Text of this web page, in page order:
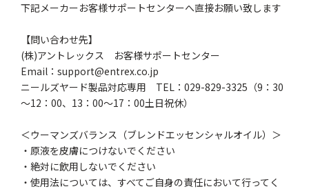
下記メーカーお客様サポートセンターへ直接お願い致します
【問い合わせ先】
(株)アントレックス お客様サポートセンター
Email：support@entrex.co.jp
ニールズヤード製品対応専用 TEL：029-829-3325（9：30
～12：00、13：00～17：00土日祝休）
＜ウーマンズバランス（ブレンドエッセンシャルオイル）＞
・原液を皮膚につけないでください
・絶対に飲用しないでください
・使用法については、すべてご自身の責任において行ってく